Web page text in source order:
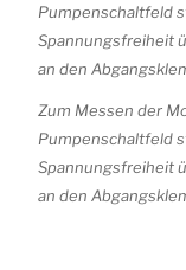
Zum Messen der
Pumpenschaltfeld
Spannungsfreiheit
an den